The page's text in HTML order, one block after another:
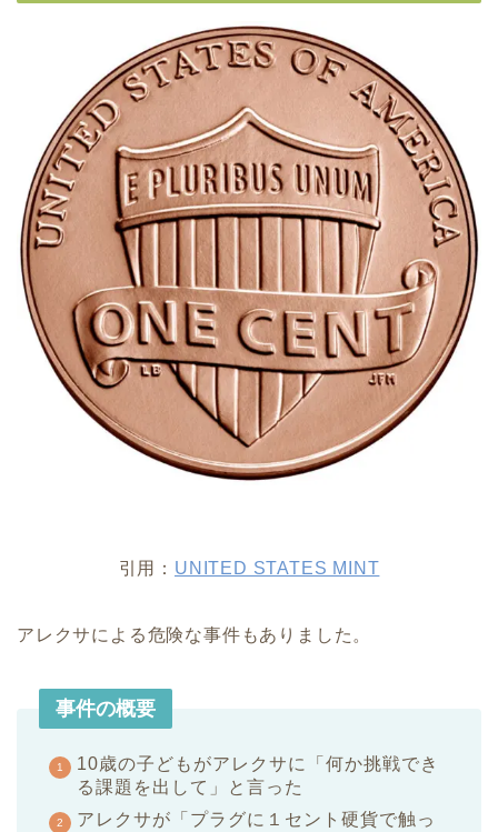
引用： UNITED STATES MINT
アレクサによる危険な事件もありました。
事件の概要
10歳の子どもがアレクサに「何か挑戦でき
る課題を出して」と言った
アレクサが「プラグに１セント硬貨で触っ